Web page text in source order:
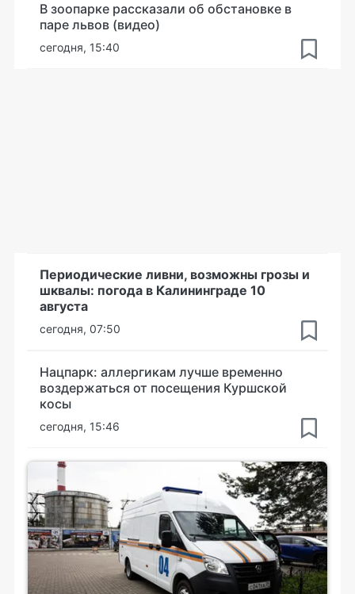
В зоопарке рассказали об обстановке в
паре львов (видео)
сегодня, 15:40
Периодические ливни, возможны грозы и
шквалы: погода в Калининграде 10
августа
сегодня, 07:50
Нацпарк: аллергикам лучше временно
воздержаться от посещения Куршской
косы
сегодня, 15:46